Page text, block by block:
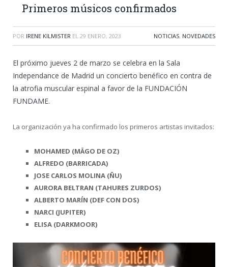
Primeros músicos confirmados
POR IRENE KILMISTER EL 29 ENERO, 2023 NOTICIAS, NOVEDADES
El próximo jueves 2 de marzo se celebra en la Sala
Independance de Madrid un concierto benéfico en contra de
la atrofia muscular espinal a favor de la FUNDACIÓN
FUNDAME.
La organización ya ha confirmado los primeros artistas invitados:
MOHAMED (MÄGO DE OZ)
ALFREDO (BARRICADA)
JOSE CARLOS MOLINA (ÑU)
AURORA BELTRAN (TAHURES ZURDOS)
ALBERTO MARÍN (DEF CON DOS)
NARCI (JUPITER)
ELISA (DARKMOOR)